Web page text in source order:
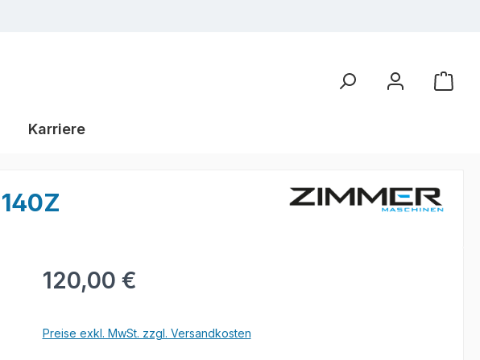
Karriere
Regulärer Preis:
120,00 €
Preise exkl. MwSt. zzgl. Versandkosten